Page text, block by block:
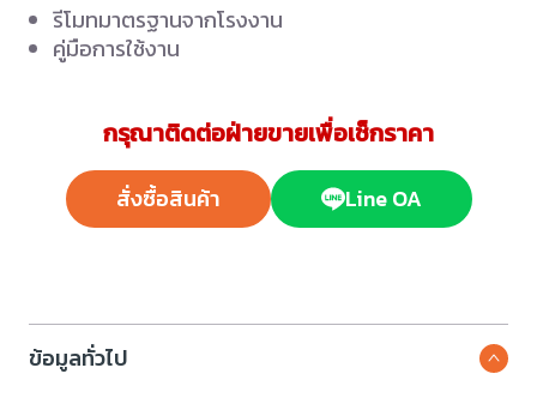
รีโมทมาตรฐานจากโรงงาน
คู่มือการใช้งาน
กรุณาติดต่อฝ่ายขายเพื่อเช็กราคา
สั่งซื้อสินค้า Line OA
ข้อมูลทั่วไป